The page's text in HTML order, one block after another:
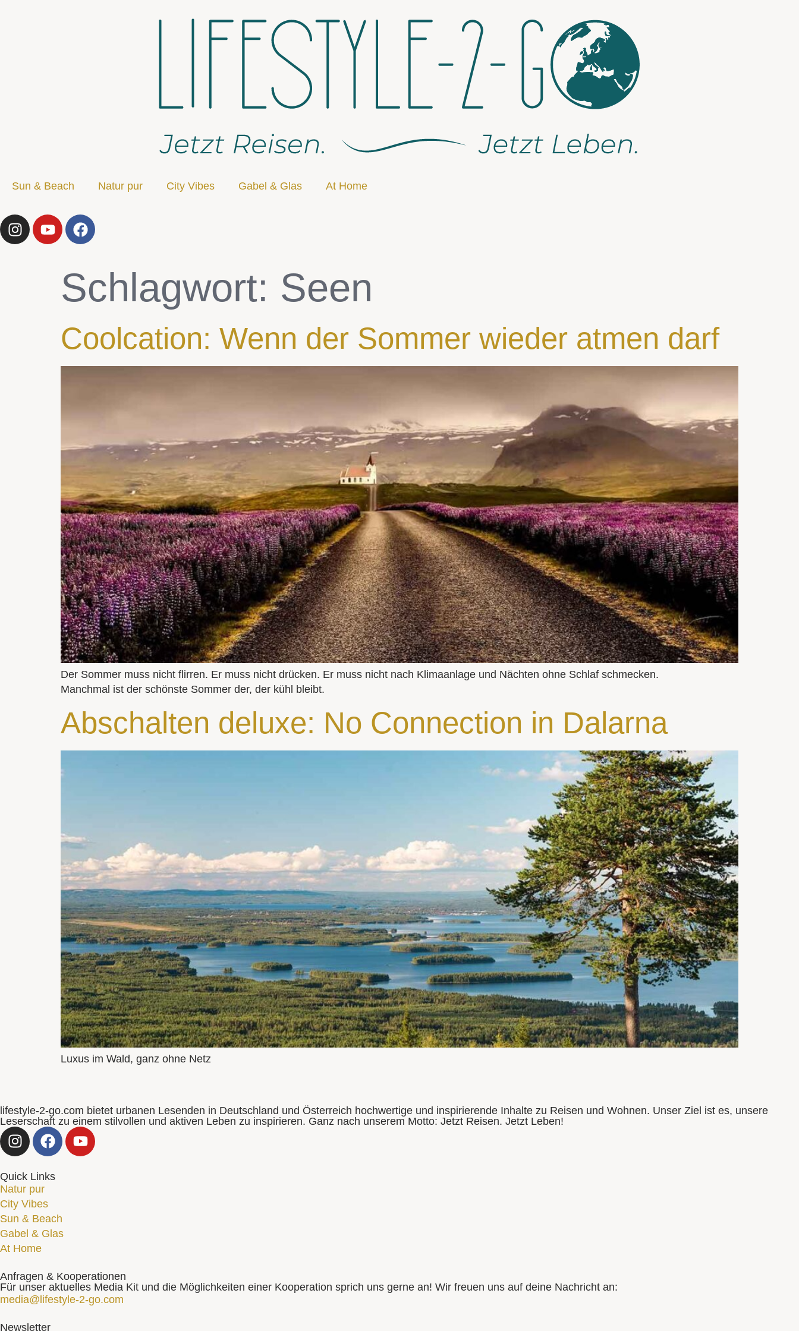
Sun & Beach Natur pur City Vibes Gabel & Glas At Home
Schlagwort: Seen
Coolcation: Wenn der Sommer wieder atmen darf
Der Sommer muss nicht flirren. Er muss nicht drücken. Er muss nicht nach Klimaanlage und Nächten ohne Schlaf schmecken.
Manchmal ist der schönste Sommer der, der kühl bleibt.
Abschalten deluxe: No Connection in Dalarna
Luxus im Wald, ganz ohne Netz
lifestyle-2-go.com bietet urbanen Lesenden in Deutschland und Österreich hochwertige und inspirierende Inhalte zu Reisen und Wohnen. Unser Ziel ist es, unsere
Leserschaft zu einem stilvollen und aktiven Leben zu inspirieren. Ganz nach unserem Motto: Jetzt Reisen. Jetzt Leben!
Quick Links
Natur pur
City Vibes
Sun & Beach
Gabel & Glas
At Home
Anfragen & Kooperationen
Für unser aktuelles Media Kit und die Möglichkeiten einer Kooperation sprich uns gerne an! Wir freuen uns auf deine Nachricht an:
media@lifestyle-2-go.com
Newsletter